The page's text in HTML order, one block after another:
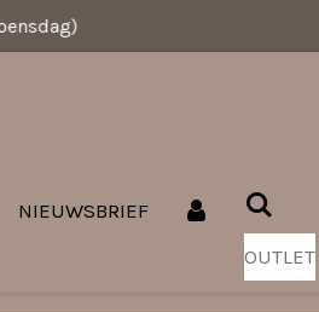
NIEUWSBRIEF
OUTLET